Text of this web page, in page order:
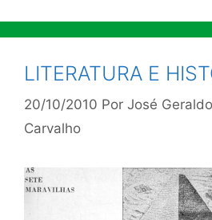
LITERATURA E
20/10/2010 Por José
Carvalho